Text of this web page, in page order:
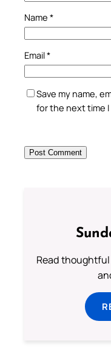
Name *
Email*
Save my name,
for the next time
Read